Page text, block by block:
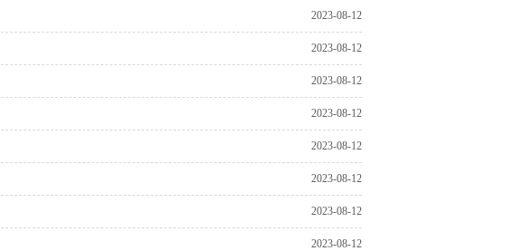
2023-08-12
2023-08-12
2023-08-12
2023-08-12
2023-08-12
2023-08-12
2023-08-12
2023-08-12